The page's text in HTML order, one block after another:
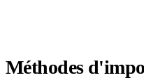
Méthodes